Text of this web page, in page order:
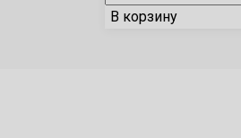
В корзину